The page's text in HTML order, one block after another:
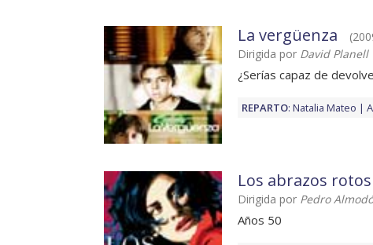
La vergüenza
Dirigida por David Planell
¿Serías capaz de
REPARTO: Natalia Mateo
Los abrazos rotos
Dirigida por Pedro
Años 50